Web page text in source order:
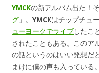
YMCKの新アルバム出た！
グ 」。 YMCKはチップチュ
ューヨークでライブしたこ
されたこともある。このア
の話というのはいい発想だ
まけに僕の声も入っている